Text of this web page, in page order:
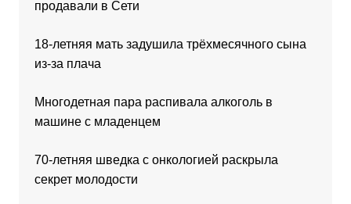
продавали в Сети
18-летняя мать задушила трёхмесячного сына
из-за плача
Многодетная пара распивала алкоголь в
машине с младенцем
70-летняя шведка с онкологией раскрыла
секрет молодости